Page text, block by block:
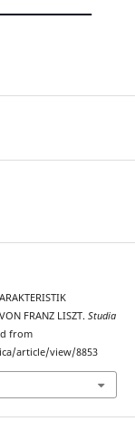
FRANZ LISZT. Studia
from
article/view/8853